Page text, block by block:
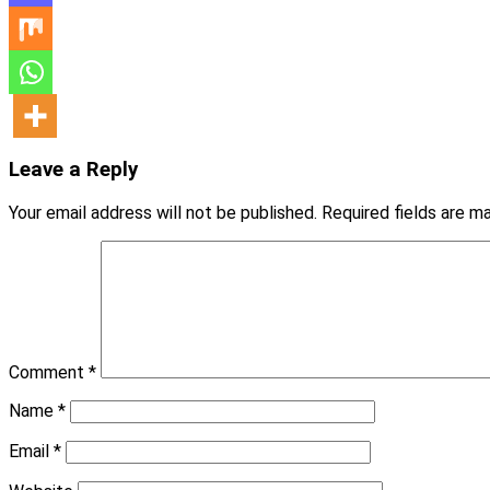
Leave a Reply
Your email address will not be published. Required fields are
Comment *
Name *
Email *